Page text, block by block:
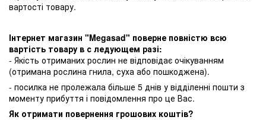
вартості товару.
Інтернет магазин "Megasad" поверне повністю всю
вартість товару в с ледующем разі:
- Якість отриманих рослин не відповідає очікуванням
(отримана рослина гнила, суха або пошкоджена).
- посилка не пролежала більше 5 днів у відділенні пошти з
моменту прибуття і повідомлення про це Вас.
Як отримати повернення грошових коштів?